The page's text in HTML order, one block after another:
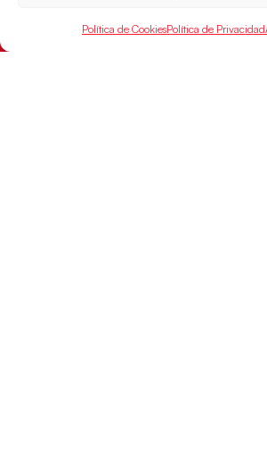
Política de CookiesPolítica de Privacidad
Montenegro, y el jueves disputarán